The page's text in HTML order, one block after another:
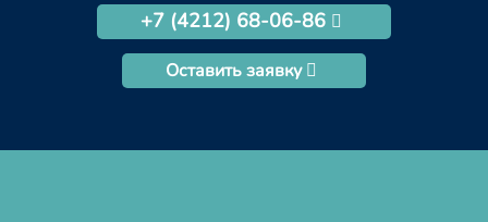
+7 (4212) 68-06-86
Оставить заявку